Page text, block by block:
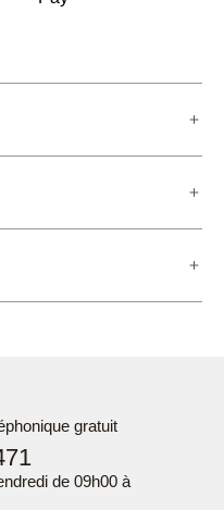
gratuit
de 09h00 à